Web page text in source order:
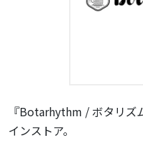
『Botarhythm / ボタリズ
インストア。